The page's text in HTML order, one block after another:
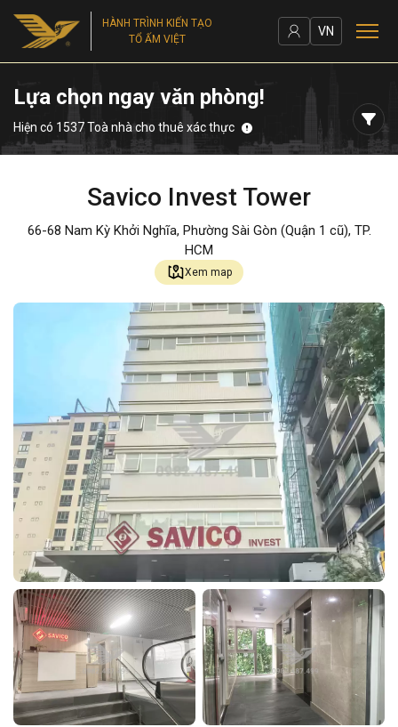
HÀNH TRÌNH KIẾN TẠO
TỔ ẤM VIỆT
VN
Lựa chọn ngay văn phòng!
Hiện có 1537 Toà nhà cho thuê xác thực
Savico Invest Tower
66-68 Nam Kỳ Khởi Nghĩa, Phường Sài Gòn (Quận 1 cũ), TP.
HCM
Xem map